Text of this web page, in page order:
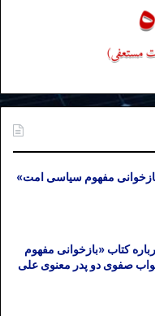
مفهوم سیاسی امت»
کتاب «بازخوانی مفهوم
صفوی دو پدر معنوی علی